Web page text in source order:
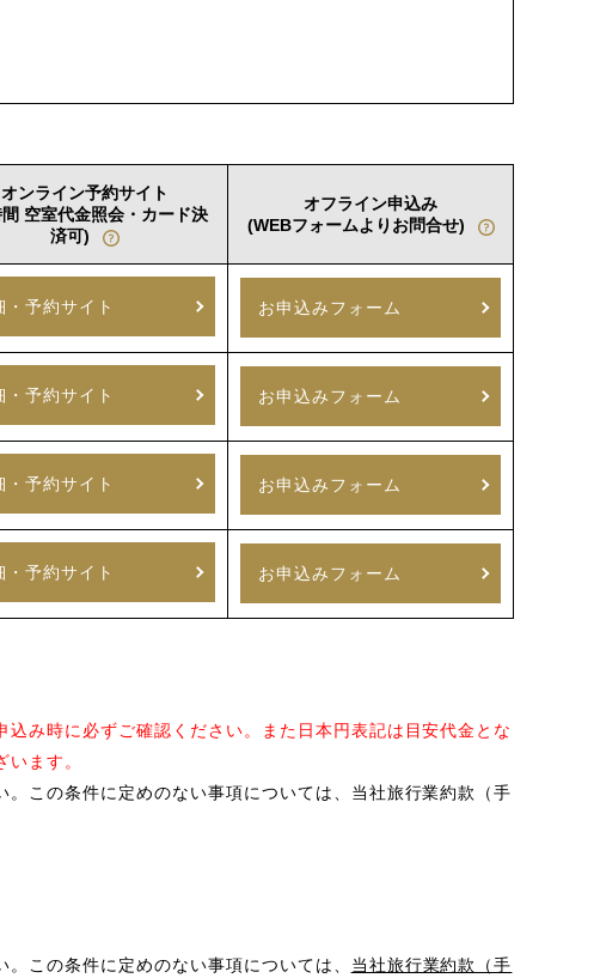
オンライン予約サイト
空室代金照会・カード決
済可)
オフライン申込み
(WEBフォームよりお問合せ)
・予約サイト お申込みフォーム
・予約サイト お申込みフォーム
・予約サイト お申込みフォーム
・予約サイト お申込みフォーム
み時に必ずご確認ください。また日本円表記は目安代金とな
ます。
この条件に定めのない事項については、当社旅行業約款（手
この条件に定めのない事項については、 当社旅行業約款（手